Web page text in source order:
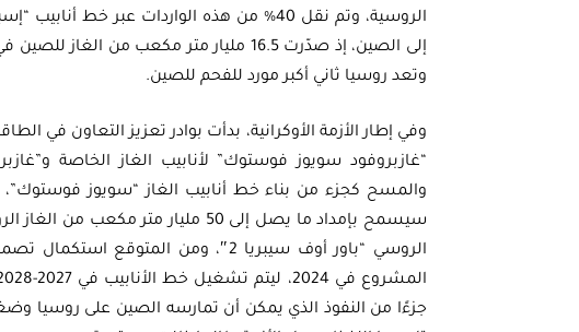
الروسية، وتم نقل 40% من هذه الواردات عبر خط
وتعد روسيا ثاني أكبر مورد للفحم للصين.
“غازبروفود سويوز فوستوك” لأنابيب الغاز الخاصة
والمسح كجزء من بناء خط أنابيب الغاز “سويوز فوستوك”،
سيسمح بإمداد ما يصل إلى 50 مليار
جزءًا من النفوذ الذي يمكن أن تمارسه الصين على روسيا